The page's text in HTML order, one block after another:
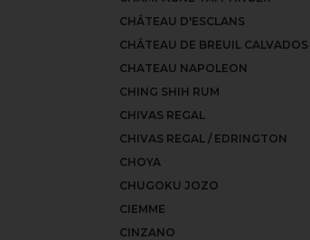
CHÂTEAU D'ESCLANS
CHÂTEAU DE BREUIL CALVADOS
CHATEAU NAPOLEON
CHING SHIH RUM
CHIVAS REGAL
CHIVAS REGAL / EDRINGTON
CHOYA
CHUGOKU JOZO
CIEMME
CINZANO